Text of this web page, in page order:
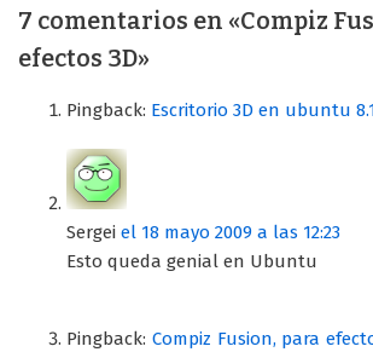
7 comentarios en «Compiz
efectos 3D»
Pingback: Escritorio 3D en ubuntu
Sergei el 18 mayo 2009 a las 12:23
Esto queda genial en Ubuntu
Pingback: Compiz Fusion, para